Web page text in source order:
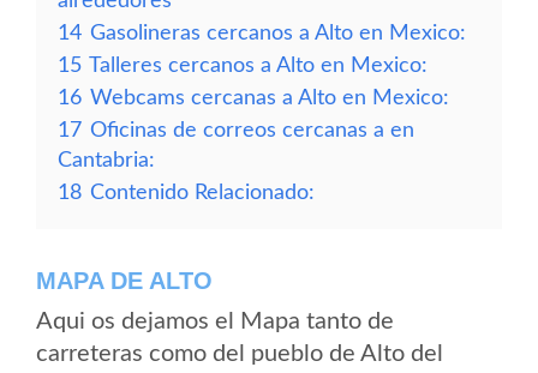
14 Gasolineras cercanos a Alto en Mexico:
15 Talleres cercanos a Alto en Mexico:
16 Webcams cercanas a Alto en Mexico:
17 Oficinas de correos cercanas a en
Cantabria:
18 Contenido Relacionado:
MAPA DE ALTO
Aqui os dejamos el Mapa tanto de
carreteras como del pueblo de Alto del